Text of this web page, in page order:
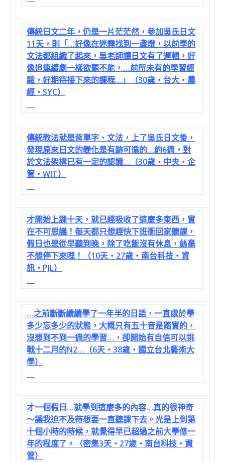
傳統日文二年，仍是一片茫茫然，參加吳氏日文
11天，則「…好像在迷霧找到一盞燈，以前學的
文法都組織了起來，吳老師讓日文有了邏輯，好
像追連續劇一樣欲罷不能，…前所未有的學習經
驗，好期待接下來的課程…」（30歲‧台大‧農
經‧SYC）
傳統教法就是背單字、文法，上了吳氏日文後，
發現原來日文的變化是有跡可循的…約6週，對
於文法架構已有一定的認識…（30歲‧中央‧企
管‧WIT）
才開始上課十天，就已經吸收了這麼多東西，實
在不可思議！每天都只想趕快下班衝回家聽課，
假日也是從早聽到晚，除了吃飯沒有休息，絲毫
不想停下來哩！（10天‧27歲‧南台科技‧資
訊‧PJL）
…之前斷斷續續學了一年半的日語，一直處於學
多少忘多少的狀態，大概只有五十音是踏實的，
沒想到不到一週的學習…，卻開始有自信可以挑
戰十二月的N2…（6天‧38歲‧國立台北藝術大
學）
才一個假日…就學到這麼多的內容…真的很神奇
～讓我迫不及待想要一直聽課下去。光是上到第
十個小時的時候，就覺得早已超過之前大學修一
年的程度了。（密集3天‧27歲‧南台科技‧資
管）